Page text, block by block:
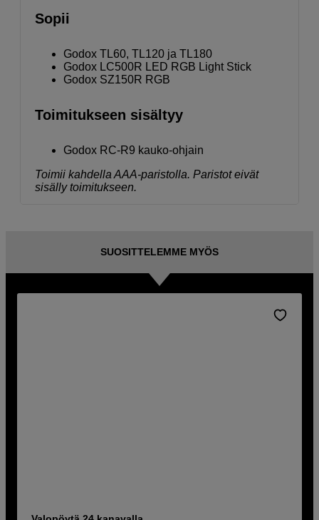
Sopii
Godox TL60, TL120 ja TL180
Godox LC500R LED RGB Light Stick
Godox SZ150R RGB
Toimitukseen sisältyy
Godox RC-R9 kauko-ohjain
Toimii kahdella AAA-paristolla. Paristot eivät
sisälly toimitukseen.
SUOSITTELEMME MYÖS